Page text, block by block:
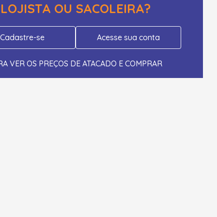
LOJISTA OU SACOLEIRA?
Cadastre-se Acesse sua conta
VER OS PREÇOS DE ATACADO E COMPRAR